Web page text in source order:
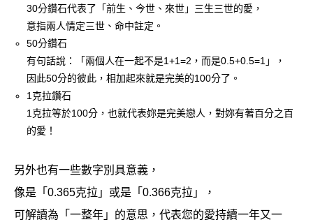
30分鑽石代表了「前生、今世、來世」三生三世的愛，
意指兩人情定三世、命中註定。
50分鑽石
有句話說：「兩個人在一起不是1+1=2，而是0.5+0.5=1」，
因此50分的彼此，相加起來就是完美的100分了。
1克拉鑽石
1克拉等於100分，也就代表妳是完美戀人，對妳有著百分之百
的愛！
另外也有一些數字別具意義，
像是「0.365克拉」或是「0.366克拉」，
可解讀為「一整年」的意思，代表您的愛持續一年又一